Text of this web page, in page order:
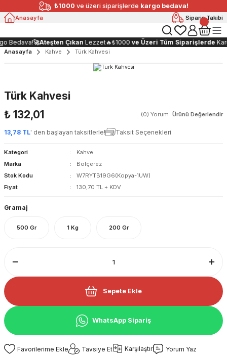
₺1000 ve üzeri siparişlerde kargo bedava!
Anasayfa Sipariş Takibi
Bedava!🚀Ateşten ÇıkanLezzet🔥₺1000ve Üzeri Tüm Siparişlerde
Anasayfa Kahve Türk Kahvesi
Türk Kahvesi
₺ 132,01
(0) Yorum Ürünü Değerlendir
13,78 TL' den başlayan taksitlerle! Taksit Seçenekleri
Kategori
Kahve
Marka
Bolçerez
Stok Kodu
W7RYTB19G6(Kopya-1UW)
Fiyat
130,70 TL + KDV
Gramaj
500 Gr 1 Kg 200 Gr
Sepete Ekle
WhatsApp Sipariş
Tavsiye Et Karşılaştır Yorum Yaz